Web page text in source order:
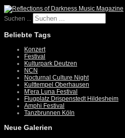
Suchen ...
Beliebte Tags
Konzert
Festival
Kulturpark Deutzen
NCN
Nocturnal Culture Night
Kulttempel Oberhausen
M'era Luna Festival
Flugplatz Drispenstedt Hildesheim
Amphi Festival
Tanzbrunnen Köln
Neue Galerien